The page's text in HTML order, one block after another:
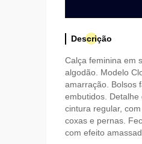
Descrição
Calça feminina em
algodão. Modelo
amarração. Bolsos
embutidos.
cintura regular,
coxas e pernas.
com efeito